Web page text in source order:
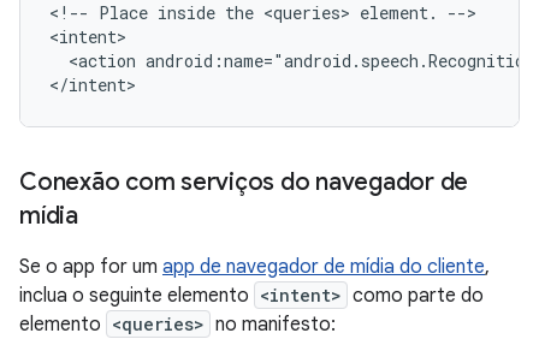
<!-- Place inside the <queries> element.
-->
<action
</intent>
Conexão com serviços do navegador de
mídia
Se o app for um app de navegador de mídia do cliente,
inclua o seguinte elemento <intent> como parte do
elemento <queries> no manifesto: